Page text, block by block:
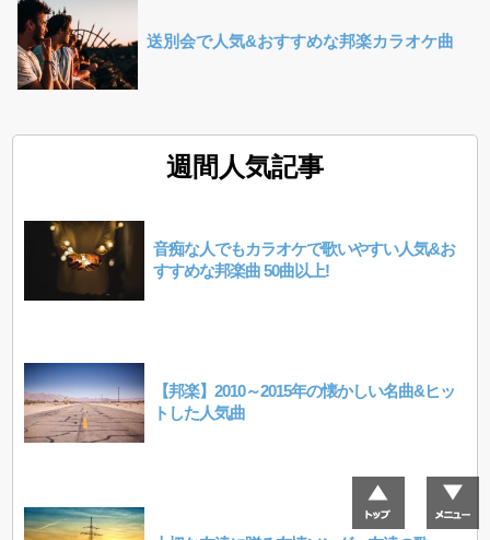
送別会で人気&おすすめな邦楽カラオケ曲
週間人気記事
音痴な人でもカラオケで歌いやすい人気&お
すすめな邦楽曲 50曲以上!
【邦楽】2010～2015年の懐かしい名曲&ヒッ
トした人気曲